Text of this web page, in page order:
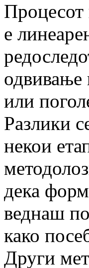
Процесот
е
одвивање
или
Разлики
некои
дека
веднаш
како
Други